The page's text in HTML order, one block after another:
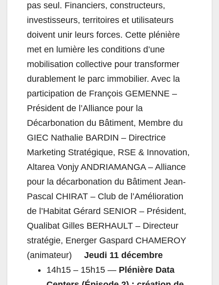
pas seul. Financiers, constructeurs,
investisseurs, territoires et utilisateurs
doivent unir leurs forces. Cette plénière
met en lumière les conditions d’une
mobilisation collective pour transformer
durablement le parc immobilier. Avec la
participation de François GEMENNE –
Président de l’Alliance pour la
Décarbonation du Bâtiment, Membre du
GIEC Nathalie BARDIN – Directrice
Marketing Stratégique, RSE & Innovation,
Altarea Vonjy ANDRIAMANGA – Alliance
pour la décarbonation du Bâtiment Jean-
Pascal CHIRAT – Club de l’Amélioration
de l’Habitat Gérard SENIOR – Président,
Qualibat Gilles BERHAULT – Directeur
stratégie, Energer Gaspard CHAMEROY
(animateur) Jeudi 11 décembre
14h15 – 15h15 — Plénière Data